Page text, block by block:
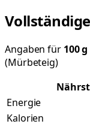
Angaben für 100g
(Mürbeteig)
Energie
Kalorien